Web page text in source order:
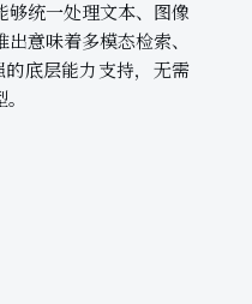
够统一处理文本、图像
意味着多模态检索、
底层能力支持，无需